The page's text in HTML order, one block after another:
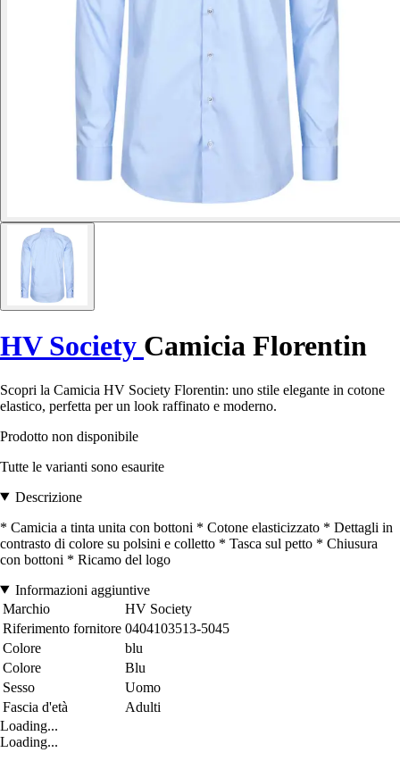
HV Society Camicia Florentin
Scopri la Camicia HV Society Florentin: uno stile elegante in cotone
elastico, perfetta per un look raffinato e moderno.
Prodotto non disponibile
Tutte le varianti sono esaurite
Descrizione
* Camicia a tinta unita con bottoni * Cotone elasticizzato * Dettagli in
contrasto di colore su polsini e colletto * Tasca sul petto * Chiusura
con bottoni * Ricamo del logo
Informazioni aggiuntive
Marchio
HV Society
Riferimento fornitore 0404103513-5045
Colore
blu
Colore
Blu
Sesso
Uomo
Fascia d'età
Adulti
Loading...
Loading...